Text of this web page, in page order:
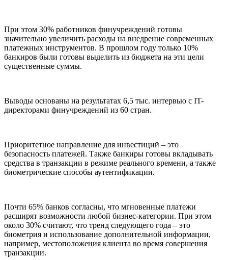
При этом 30% работников финучреждений готовы
значительно увеличить расходы на внедрение современных
платежных инструментов. В прошлом году только 10%
банкиров были готовы выделить из бюджета на эти цели
существенные суммы.
Выводы основаны на результатах 6,5 тыс. интервью с IT-
директорами финучреждений из 60 стран.
Приоритетное направление для инвестиций – это
безопасность платежей. Также банкиры готовы вкладывать
средства в транзакции в режиме реального времени, а также
биометрические способы аутентификации.
Почти 65% банков согласны, что мгновенные платежи
расширят возможности любой бизнес-категории. При этом
около 30% считают, что тренд следующего года – это
биометрия и использование дополнительной информации,
например, местоположения клиента во время совершения
транзакции.